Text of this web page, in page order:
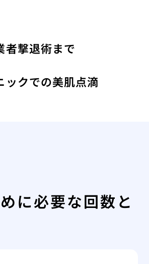
者撃退術まで
ックでの美肌点滴
に必要な回数と